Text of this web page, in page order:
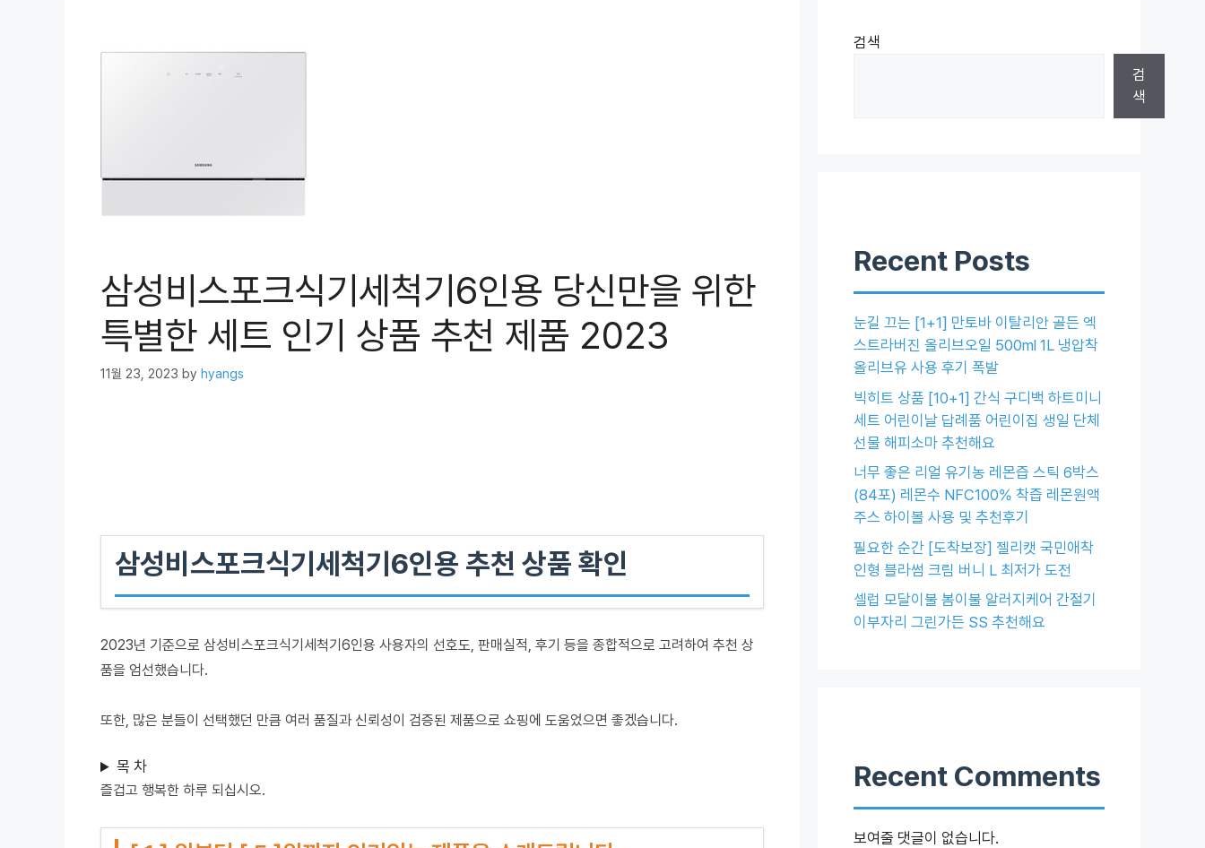
삼성비스포크식기세척기6인용 당신만을 위한
특별한 세트 인기 상품 추천 제품 2023
11월 23, 2023 by hyangs
삼성비스포크식기세척기6인용 추천 상품 확인
2023년 기준으로 삼성비스포크식기세척기6인용 사용자의 선호도, 판매실적, 후기 등을 종합적으로 고려하여 추천 상
품을 엄선했습니다.
또한, 많은 분들이 선택했던 만큼 여러 품질과 신뢰성이 검증된 제품으로 쇼핑에 도움었으면 좋겠습니다.
목 차
즐겁고 행복한 하루 되십시오.
검색
검
색
Recent Posts
눈길 끄는 [1+1] 만토바 이탈리안 골든 엑
스트라버진 올리브오일 500ml 1L 냉압착
올리브유 사용 후기 폭발
빅히트 상품 [10+1] 간식 구디백 하트미니
세트 어린이날 답례품 어린이집 생일 단체
선물 해피소마 추천해요
너무 좋은 리얼 유기농 레몬즙 스틱 6박스
(84포) 레몬수 NFC100% 착즙 레몬원액
주스 하이볼 사용 및 추천후기
필요한 순간 [도착보장] 젤리캣 국민애착
인형 블라썸 크림 버니 L 최저가 도전
셀럽 모달이불 봄이불 알러지케어 간절기
이부자리 그린가든 SS 추천해요
Recent Comments
보여줄 댓글이 없습니다.